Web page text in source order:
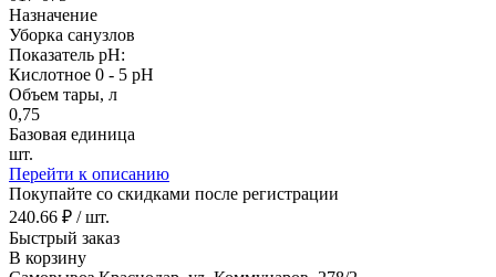
Назначение
Уборка санузлов
Показатель pH:
Кислотное 0 - 5 рН
Объем тары, л
0,75
Базовая единица
шт.
Перейти к описанию
Покупайте со скидками после регистрации
240.66 ₽ / шт.
Быстрый заказ
В корзину